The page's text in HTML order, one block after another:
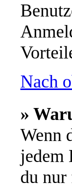
Nach
»
Wenn
jedem
du nur